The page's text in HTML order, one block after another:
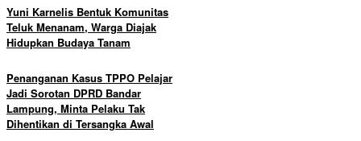
Yuni Karnelis Bentuk Komunitas
Teluk Menanam, Warga Diajak
Hidupkan Budaya Tanam
Penanganan Kasus TPPO Pelajar
Jadi Sorotan DPRD Bandar
Lampung, Minta Pelaku Tak
Dihentikan di Tersangka Awal